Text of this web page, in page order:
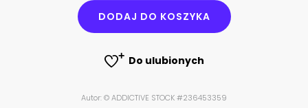
DODAJ DO KOSZYKA
Do ulubionych
Autor: © ADDICTIVE STOCK #236453359